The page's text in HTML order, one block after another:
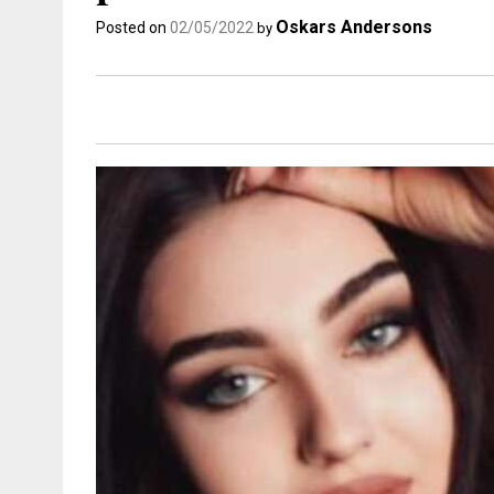
Posted on 02/05/2022 by Oskars Andersons